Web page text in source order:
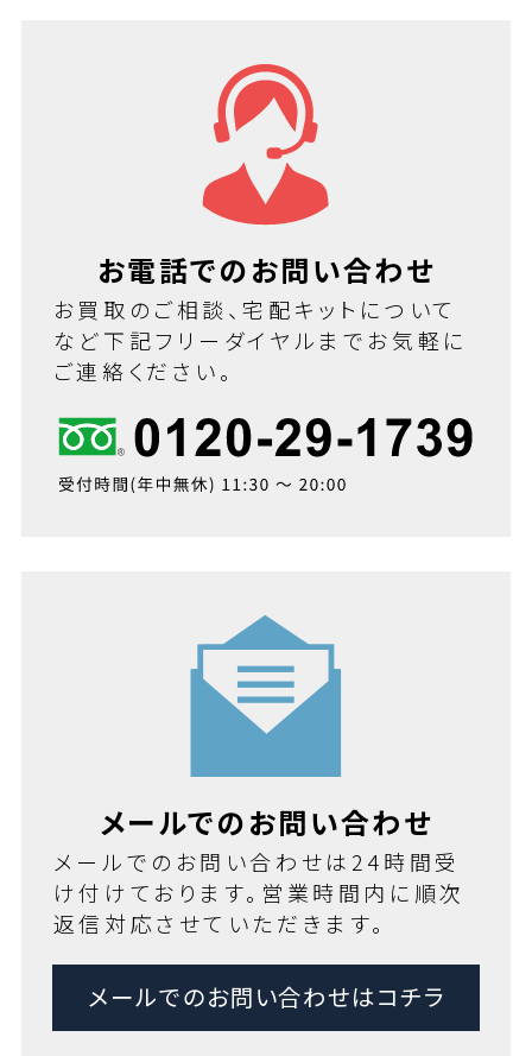
お電話でのお問い合わせ
お買取のご相談、宅配キットについて
など下記フリーダイヤルまでお気軽に
ご連絡ください。
メールでのお問い合わせ
メールでのお問い合わせは24時間受
け付けております。営業時間内に順次
返信対応させていただきます。
メールでのお問い合わせはコチラ